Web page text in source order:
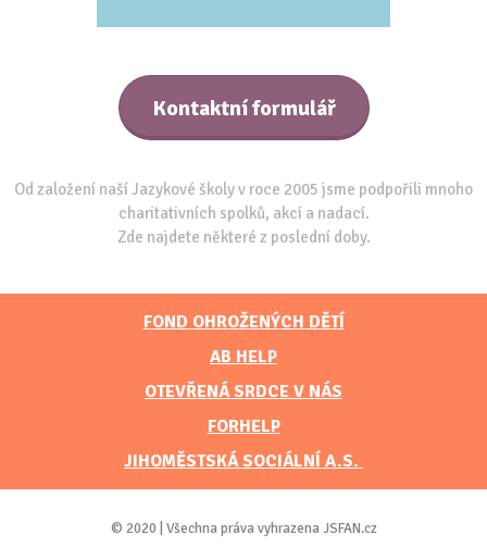
Kontaktní formulář
Od založení naší Jazykové školy v roce 2005 jsme podpořili mnoho
charitativních spolků, akcí a nadací.
Zde najdete některé z poslední doby.
FOND OHROŽENÝCH DĚTÍ
AB HELP
OTEVŘENÁ SRDCE V NÁS
FORHELP
JIHOMĚSTSKÁ SOCIÁLNÍ A.S.
© 2020 | Všechna práva vyhrazena JSFAN.cz